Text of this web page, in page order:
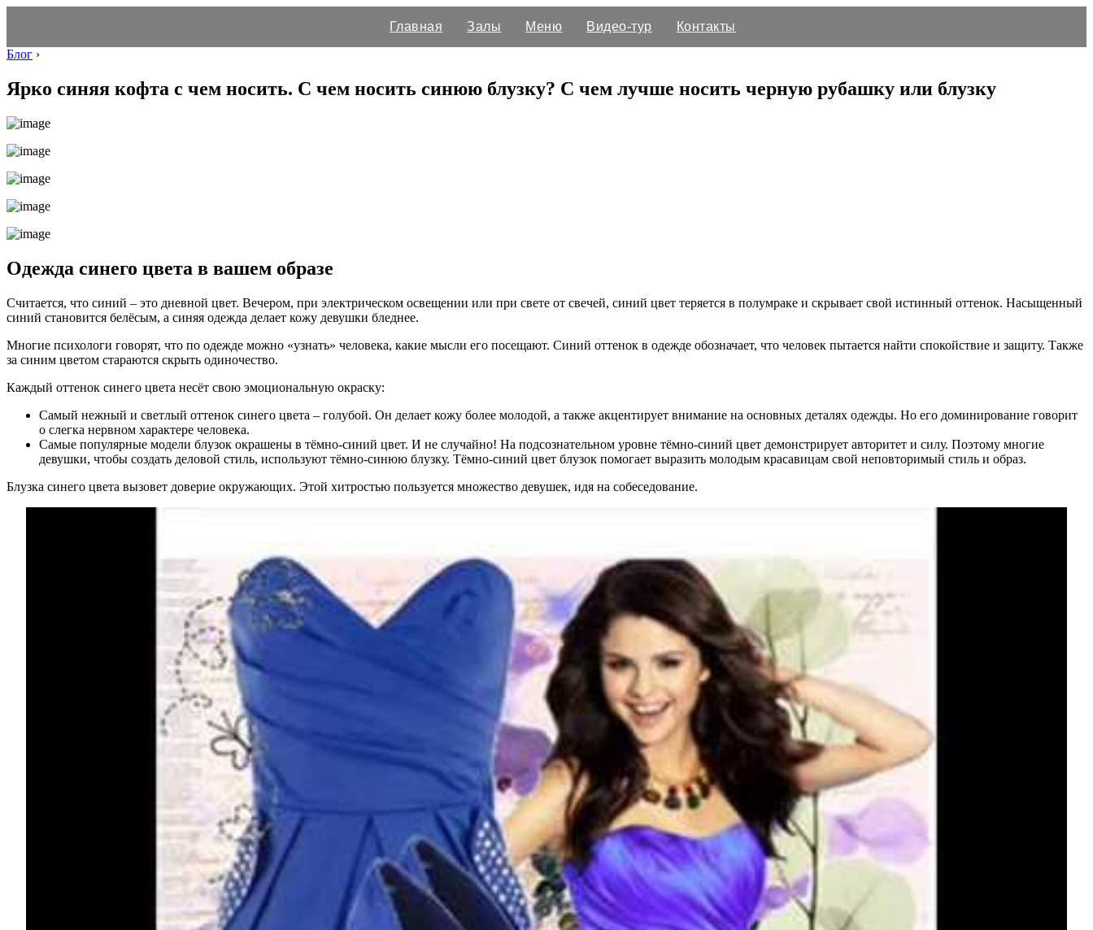
Главная Залы Меню Видео-тур
Контакты
Блог ›
Ярко синяя кофта с чем носить. С чем носить синюю блузку? С чем лучше носить черную рубашку или блузку
Одежда синего цвета в вашем образе
Считается, что синий – это дневной цвет. Вечером, при электрическом освещении или при свете от свечей, синий цвет теряется в полумраке и скрывает свой истинный оттенок. Насыщенный
синий становится белёсым, а синяя одежда делает кожу девушки бледнее.
Многие психологи говорят, что по одежде можно «узнать» человека, какие мысли его посещают. Синий оттенок в одежде обозначает, что человек пытается найти спокойствие и защиту. Также
за синим цветом стараются скрыть одиночество.
Каждый оттенок синего цвета несёт свою эмоциональную окраску:
Самый нежный и светлый оттенок синего цвета – голубой. Он делает кожу более молодой, а также акцентирует внимание на основных деталях одежды. Но его доминирование говорит
о слегка нервном характере человека.
Самые популярные модели блузок окрашены в тёмно-синий цвет. И не случайно! На подсознательном уровне тёмно-синий цвет демонстрирует авторитет и силу. Поэтому многие
девушки, чтобы создать деловой стиль, используют тёмно-синюю блузку. Тёмно-синий цвет блузок помогает выразить молодым красавицам свой неповторимый стиль и образ.
Блузка синего цвета вызовет доверие окружающих. Этой хитростью пользуется множество девушек, идя на собеседование.